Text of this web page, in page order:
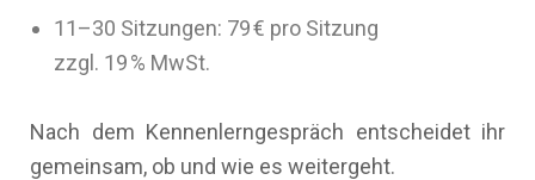
11–30 Sitzungen: 79 € pro Sitzung
zzgl. 19 % MwSt.
Nach dem Kennenlerngespräch entscheidet ihr
gemeinsam, ob und wie es weitergeht.